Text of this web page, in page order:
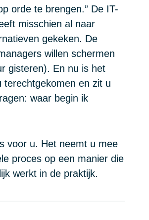
orde te brengen.” De IT-
misschien al naar
gekeken. De
willen schermen
gisteren). En nu is het
terechtgekomen en zit u
waar begin ik
voor u. Het neemt u mee
proces op een manier die
werkt in de praktijk.